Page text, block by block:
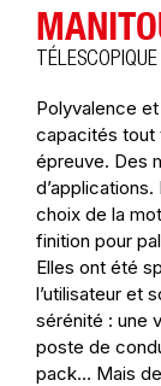
Polyvalence
capacités tout
épreuve. Des
choix de la
finition pour
Elles ont été
l’utilisateur et
sérénité : une
poste de
pack… Mais